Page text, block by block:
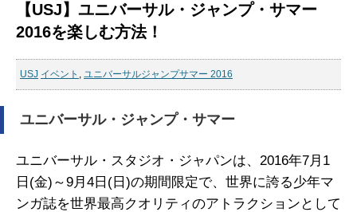
【USJ】ユニバーサル・ジャンプ・サマー
2016を楽しむ方法！
USJ イベント , ユニバーサルジャンプサマー 2016
ユニバーサル・ジャンプ・サマー
ユニバーサル・スタジオ・ジャパンは、2016年7月1
日(金)～9月4日(日)の期間限定で、世界に誇る少年マ
ンガ誌を世界最高クオリティのアトラクションとして